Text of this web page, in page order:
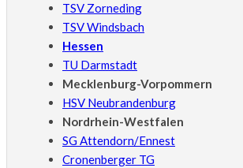
TSV Zorneding
TSV Windsbach
Hessen
TU Darmstadt
Mecklenburg-Vorpommern
HSV Neubrandenburg
Nordrhein-Westfalen
SG Attendorn/Ennest
Cronenberger TG